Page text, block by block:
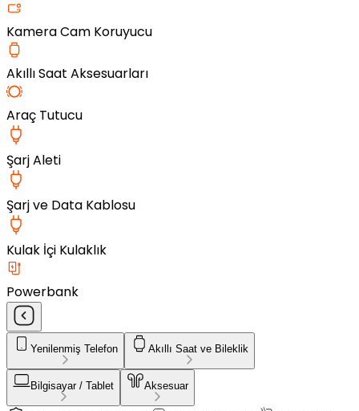
Kamera Cam Koruyucu
Akıllı Saat Aksesuarları
Araç Tutucu
Şarj Aleti
Şarj ve Data Kablosu
Kulak İçi Kulaklık
Powerbank
Yenilenmiş Telefon Akıllı Saat ve Bileklik
Bilgisayar / Tablet Aksesuar